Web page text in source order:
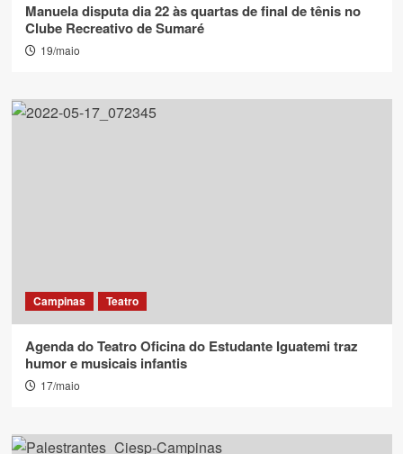
Manuela disputa dia 22 às quartas de final de tênis no
Clube Recreativo de Sumaré
19/maio
Campinas Teatro
Agenda do Teatro Oficina do Estudante Iguatemi traz
humor e musicais infantis
17/maio